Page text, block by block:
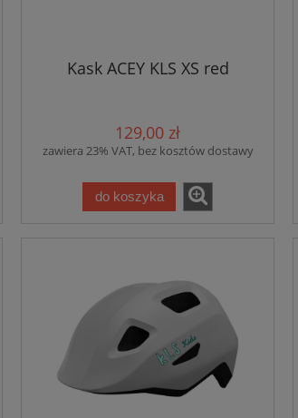
Kask ACEY KLS XS red
129,00 zł
zawiera 23% VAT, bez kosztów dostawy
do koszyka